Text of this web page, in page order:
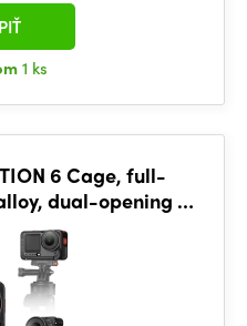
1 ks
6 Cage, full-
dual-opening &
design.